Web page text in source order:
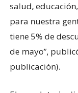
salud,
para nuestra
tiene 5% de
de mayo”,
publicación).